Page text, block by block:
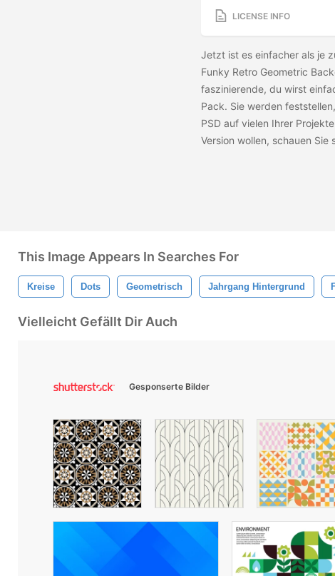
LICENSE INFO
Jetzt ist es einfacher als je
Funky Retro Geometric
faszinierende, du wirst
Pack. Sie werden
PSD auf vielen Ihrer
Version wollen, schauen Sie
This Image Appears In Searches For
Kreise Dots Geometrisch Jahrgang Hintergrund
Vielleicht Gefällt Dir Auch
Gesponserte Bilder